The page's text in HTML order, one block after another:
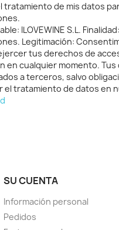
tratamiento de mis datos
ILOVEWINE S.L.
Legitimación:
tus derechos de
en cualquier momento.
a terceros, salvo
el tratamiento de datos en
SU CUENTA
Información personal
Pedidos